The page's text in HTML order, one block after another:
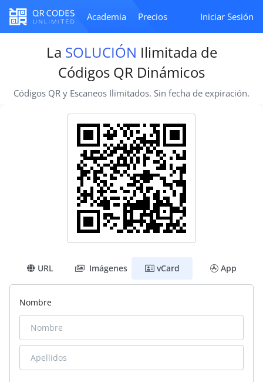
Academia Precios Iniciar Sesión
La SOLUCIÓN Ilimitada de
Códigos QR Dinámicos
Códigos QR y Escaneos Ilimitados. Sin fecha de expiración.
URL Imágenes vCard App
Nombre